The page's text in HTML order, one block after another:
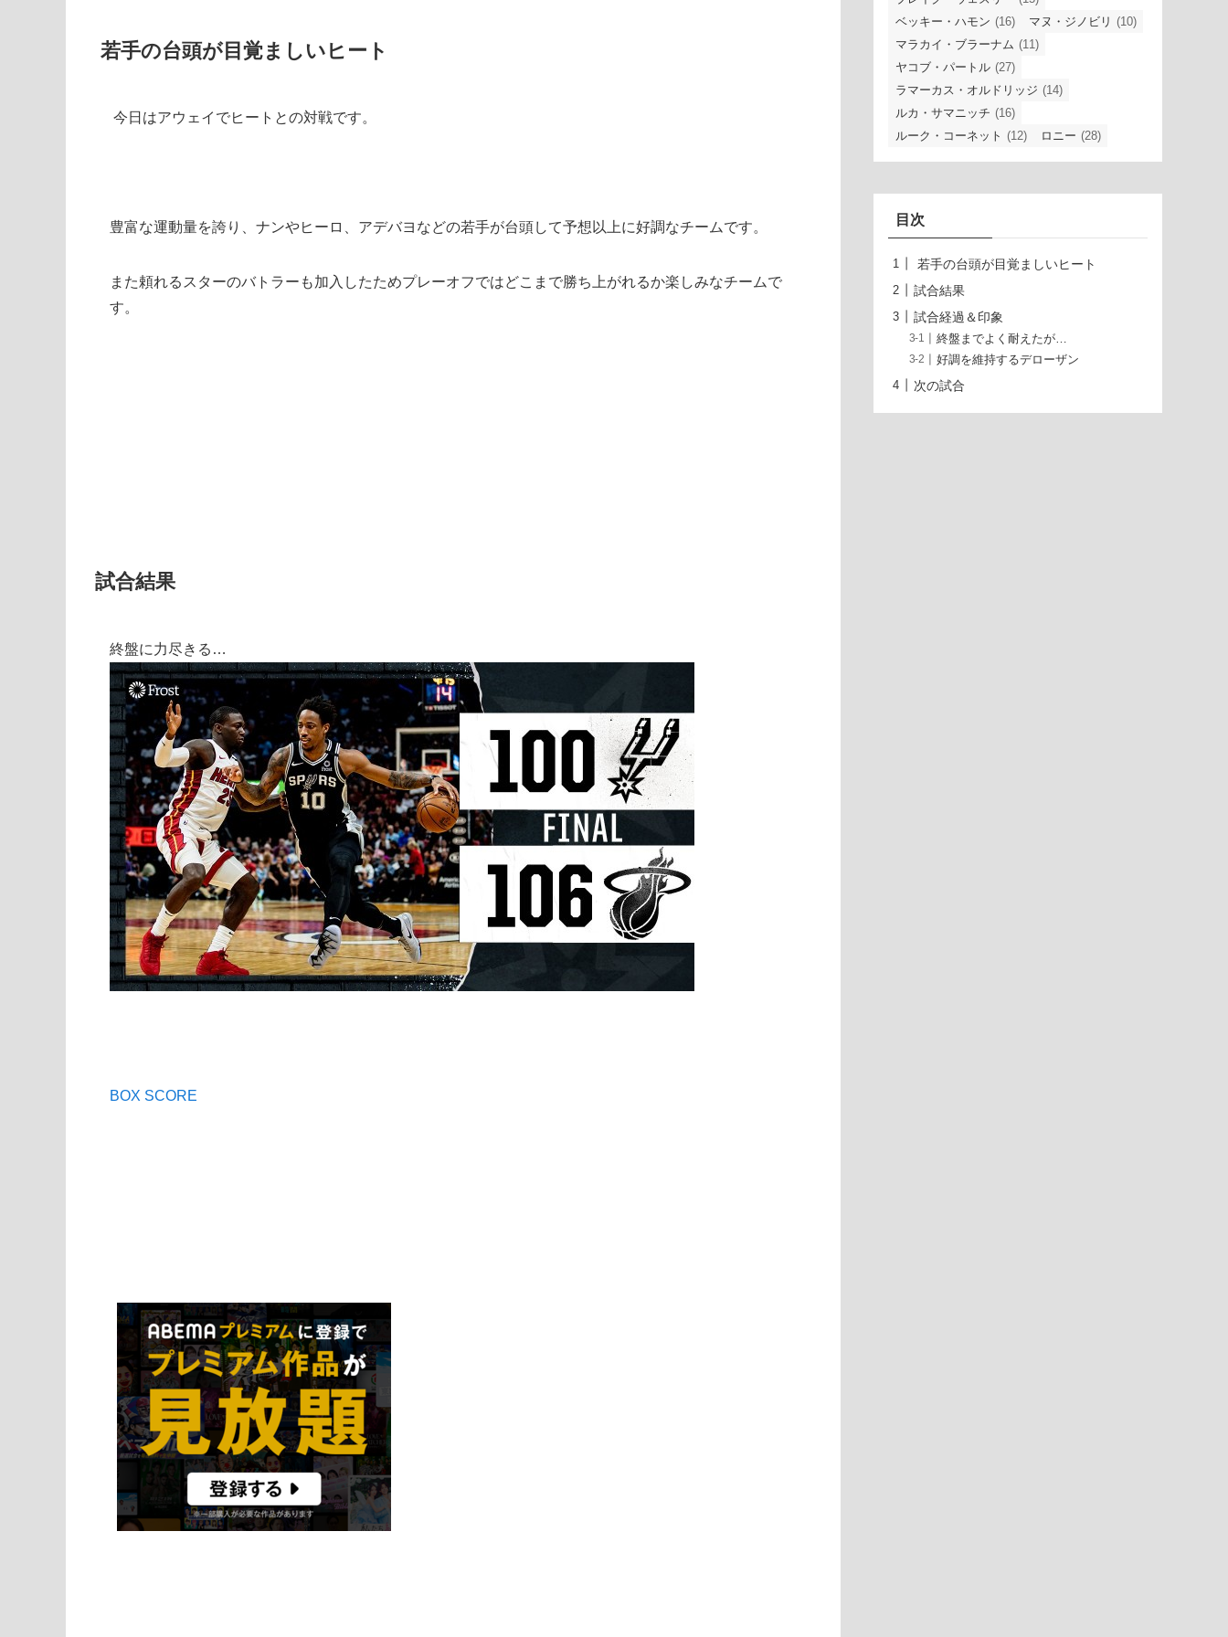
若手の台頭が目覚ましいヒート
今日はアウェイでヒートとの対戦です。
豊富な運動量を誇り、ナンやヒーロ、アデバヨなどの若手が台頭して予想以上に好調なチームです。
また頼れるスターのバトラーも加入したためプレーオフではどこまで勝ち上がれるか楽しみなチームで
す。
試合結果
終盤に力尽きる…
BOX SCORE
ベッキー・ハモン (16) マヌ・ジノビリ (10)
マラカイ・ブラーナム (11)
ヤコブ・パートル (27)
ラマーカス・オルドリッジ (14)
ルカ・サマニッチ (16)
ルーク・コーネット (12) ロニー (28)
目次
若手の台頭が目覚ましいヒート
試合結果
試合経過＆印象
終盤までよく耐えたが…
好調を維持するデローザン
次の試合